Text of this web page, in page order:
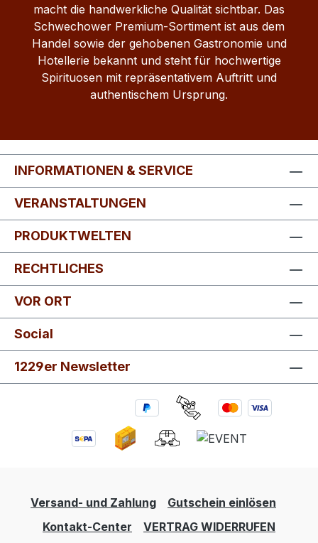
macht die handwerkliche Qualität sichtbar. Das
Schwechower Premium-Sortiment ist aus dem
Handel sowie der gehobenen Gastronomie und
Hotellerie bekannt und steht für hochwertige
Spirituosen mit repräsentativem Auftritt und
authentischem Ursprung.
INFORMATIONEN & SERVICE
VERANSTALTUNGEN
PRODUKTWELTEN
RECHTLICHES
VOR ORT
Social
1229er Newsletter
Versand- und Zahlung
Gutschein einlösen
Kontakt-Center
VERTRAG WIDERRUFEN